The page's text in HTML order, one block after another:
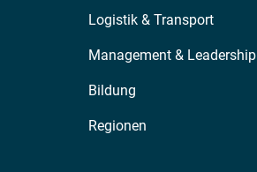
Logistik & Transport
Management & Leadership
Bildung
Regionen